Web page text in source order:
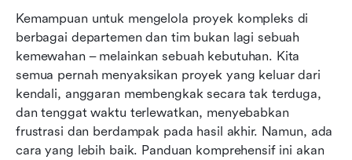
Kemampuan untuk mengelola proyek kompleks di
berbagai departemen dan tim bukan lagi sebuah
kemewahan – melainkan sebuah kebutuhan. Kita
semua pernah menyaksikan proyek yang keluar dari
kendali, anggaran membengkak secara tak terduga,
dan tenggat waktu terlewatkan, menyebabkan
frustrasi dan berdampak pada hasil akhir. Namun, ada
cara yang lebih baik. Panduan komprehensif ini akan
Menguasai proses manajemen proyek
pemasaran: Panduan langkah demi langkah
Bagaimana Lark dapat membantu Anda
mengelola proyek Perusahaan?
Kesimpulan